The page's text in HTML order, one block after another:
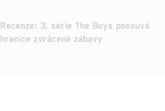
Recenze: 3. série The Boys posouvá
hranice zvrácené zábavy